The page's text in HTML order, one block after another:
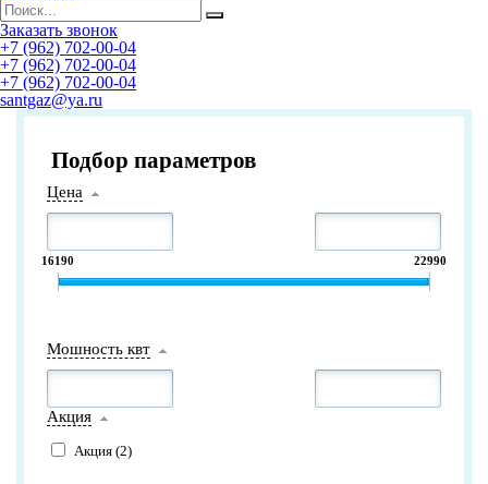
Заказать звонок
+7 (962) 702-00-04
+7 (962) 702-00-04
+7 (962) 702-00-04
santgaz@ya.ru
Подбор параметров
Цена
16190 22990
Мошность квт
Акция
Акция (2)